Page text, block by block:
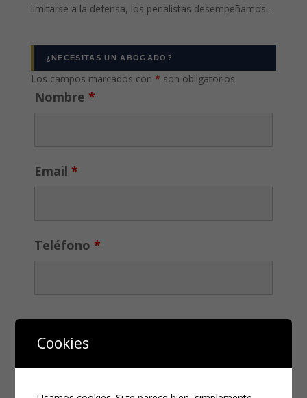
limitarse a la defensa, los penalistas desempeñamos...
¿NECESITAS UN ABOGADO?
Los campos marcados con * son obligatorios
Nombre *
Email *
Teléfono *
Cookies